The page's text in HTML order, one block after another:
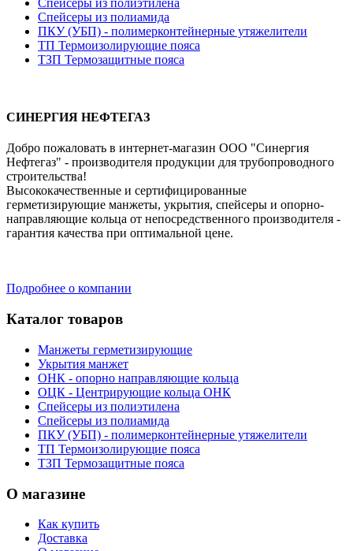
Спейсеры из полиамида
ПКУ (УБП) - полимерконтейнерные утяжелители
ТП Термоизолирующие пояса
ТЗП Термозащитные пояса
СИНЕРГИЯ НЕФТЕГАЗ
Добро пожаловать в интернет-магазин ООО "Синергия
Нефтегаз" - производителя продукции для трубопроводного
строительства!
Высококачественные и сертифицированные
герметизирующие манжеты, укрытия, спейсеры и опорно-
направляющие кольца от непосредственного производителя -
гарантия качества при оптимальной цене.
Подробнее о компании
Каталог товаров
Манжеты герметизирующие
Укрытия манжет
ОНК - опорно направляющие кольца
ОЦК - Центрирующие кольца ОНК
Спейсеры из полиэтилена
Спейсеры из полиамида
ПКУ (УБП) - полимерконтейнерные утяжелители
ТП Термоизолирующие пояса
ТЗП Термозащитные пояса
О магазине
Как купить
Доставка